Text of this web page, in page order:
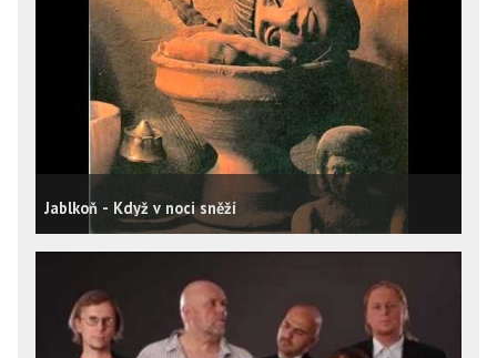
Jablkoň - Když v noci sněží